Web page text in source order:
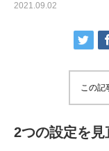
2021.09.02
この記
2つの設定を